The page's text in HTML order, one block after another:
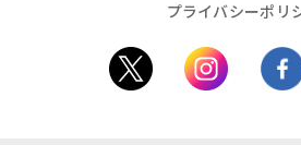
プライバシーポリ